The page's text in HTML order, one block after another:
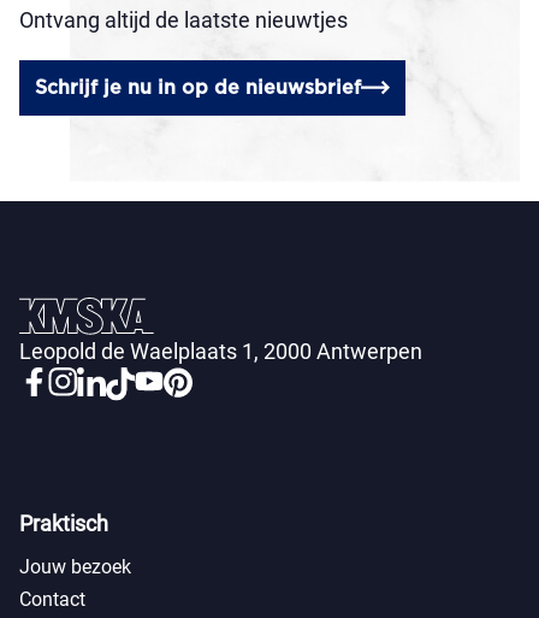
Ontvang altijd de laatste nieuwtjes
Schrijf je nu in op de nieuwsbrief
Leopold de Waelplaats 1, 2000 Antwerpen
Praktisch
Jouw bezoek
Contact